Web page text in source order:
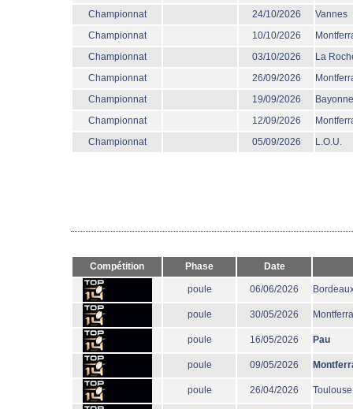
Championnat
24/10/2026
Vannes
Championnat
10/10/2026
Championnat
03/10/2026
La
Championnat
26/09/2026
Championnat
19/09/2026
Bayonne
Championnat
12/09/2026
Championnat
05/09/2026 L.O.U.
Compétition Phase Date
poule 06/06/2026
poule 30/05/2026
poule 16/05/2026 Pau
poule 09/05/2026
poule 26/04/2026 Toulouse